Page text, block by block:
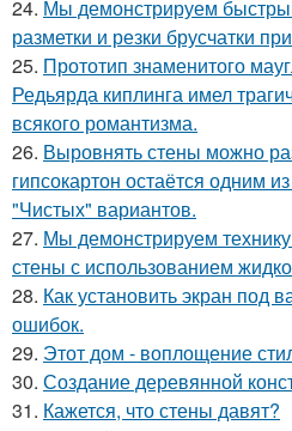
24. Мы демонстрируем
разметки и резки брусчатки
25. Прототип знаменитого
Редьярда киплинга имел
всякого романтизма.
26. Выровнять стены можно
гипсокартон остаётся одним
"Чистых" вариантов.
27. Мы демонстрируем
стены с использованием
28. Как установить экран под
ошибок.
29. Этот дом - воплощение
30. Создание деревянной
31. Кажется, что стены давят?